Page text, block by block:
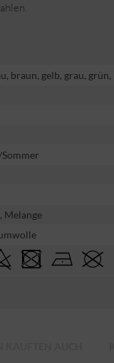
braun, gelb, grau,
Melange